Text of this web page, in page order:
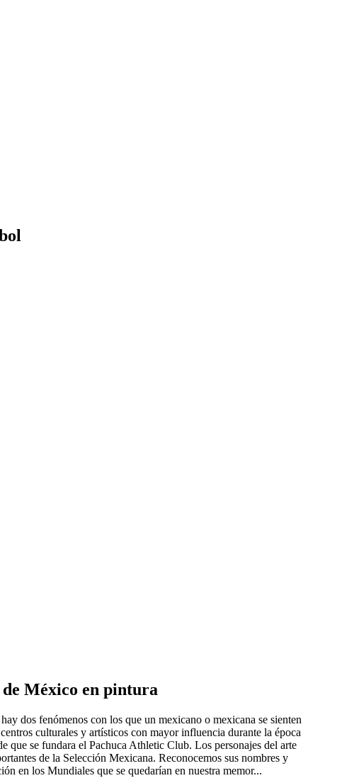
México en pintura
dos fenómenos con los que un mexicano o mexicana se sienten
culturales y artísticos con mayor influencia durante la época
que se fundara el Pachuca Athletic Club. Los personajes del arte
de la Selección Mexicana. Reconocemos sus nombres y
en los Mundiales que se quedarían en nuestra memor...